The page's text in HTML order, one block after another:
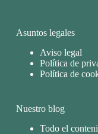
Asuntos legales
Aviso legal
Política de
Política de
Nuestro blog
Todo el